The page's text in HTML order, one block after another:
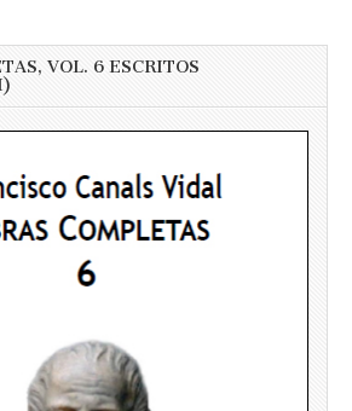
VOL. 6 ESCRITOS